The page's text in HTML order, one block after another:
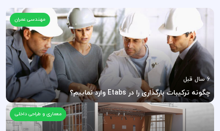
مهندسی عمران
6 سال قبل
چگونه ترکیبات بارگذاری را در Etabs وارد نماییم؟
معماری و طراحی داخلی